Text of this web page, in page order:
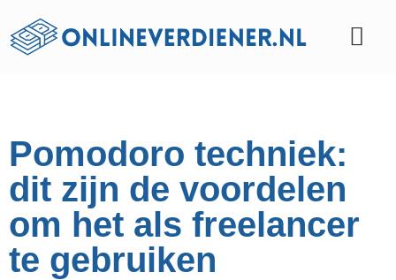
Pomodoro techniek:
dit zijn de voordelen
om het als freelancer
te gebruiken